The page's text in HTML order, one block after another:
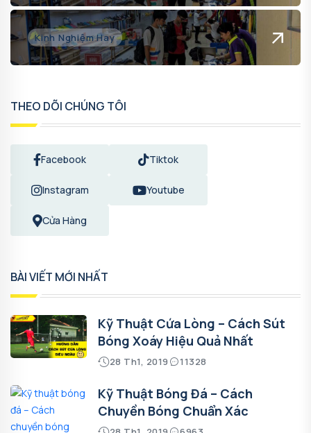
Kinh Nghiệm Hay
THEO DÕI CHÚNG TÔI
Facebook Tiktok
Instagram Youtube
Cửa Hàng
BÀI VIẾT MỚI NHẤT
Kỹ Thuật Cứa Lòng – Cách Sút
Bóng Xoáy Hiệu Quả Nhất
28 Th1, 2019 11328
Kỹ Thuật Bóng Đá – Cách
Chuyền Bóng Chuẩn Xác